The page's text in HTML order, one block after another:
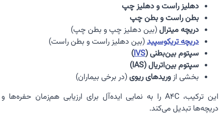
دهلیز راست و دهلیز چپ
بطن راست و بطن چپ
دریچه میترال(بین دهلیز چپ و بطن چپ)
دریچه تریکوسپید(بین دهلیز راست و بطن راست)
سپتوم بین‌بطنی (IVS
)
سپتوم بین‌اتریال (IAS)
بخشی ازوریدهای ریوی(در برخی بیماران)
این ترکیب، A4C را به نمایی ایده‌آل برای ارزیابی هم‌زمان حفره‌ها و
دریچه‌ها تبدیل می‌کند.